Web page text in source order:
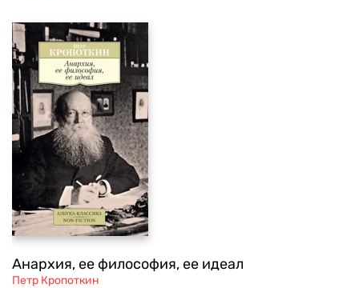
Анархия, ее философия, ее идеал
Петр Кропоткин